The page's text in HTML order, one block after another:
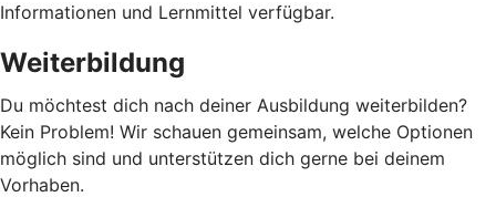
Informationen und Lernmittel verfügbar.
Weiterbildung
Du möchtest dich nach deiner Ausbildung weiterbilden?
Kein Problem! Wir schauen gemeinsam, welche Optionen
möglich sind und unterstützen dich gerne bei deinem
Vorhaben.